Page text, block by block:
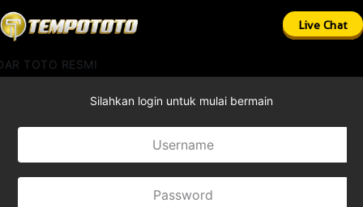
Live Chat
TOTO RESMI
Silahkan login untuk mulai bermain